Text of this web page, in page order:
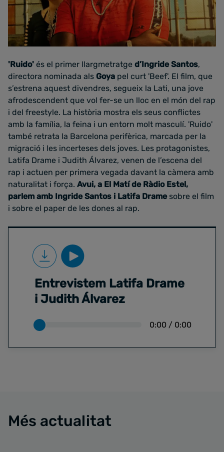
'Ruido' és el primer llargmetratge d’Ingride Santos,
directora nominada als Goya pel curt 'Beef'. El film, que
s’estrena aquest divendres, segueix la Lati, una jove
afrodescendent que vol fer-se un lloc en el món del rap
i del freestyle. La història mostra els seus conflictes
amb la família, la feina i un entorn molt masculí. 'Ruido'
també retrata la Barcelona perifèrica, marcada per la
migració i les incerteses dels joves. Les protagonistes,
Latifa Drame i Judith Álvarez, venen de l’escena del
rap i actuen per primera vegada davant la càmera amb
naturalitat i força. Avui, a El Matí de Ràdio Estel,
parlem amb Ingride Santos i Latifa Dramesobre el film
i sobre el paper de les dones al rap.
Entrevistem Latifa Drame
i Judith Álvarez
0:00 / 0:00
Més actualitat